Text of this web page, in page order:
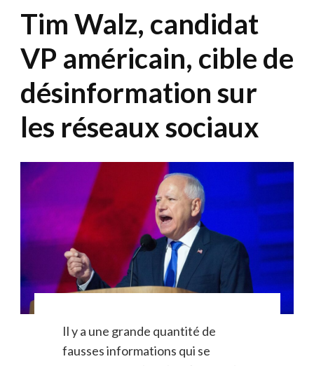
Tim Walz, candidat
VP américain, cible de
désinformation sur
les réseaux sociaux
Il y a une grande quantité de
fausses informations qui se